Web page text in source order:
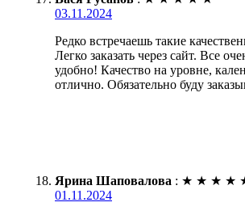
03.11.2024
Редко встречаешь такие
Легко заказать через сайт. Все
удобно! Качество на уровне,
отлично. Обязательно буду
Ярина Шаповалова : ★ ★ ★ ★
01.11.2024